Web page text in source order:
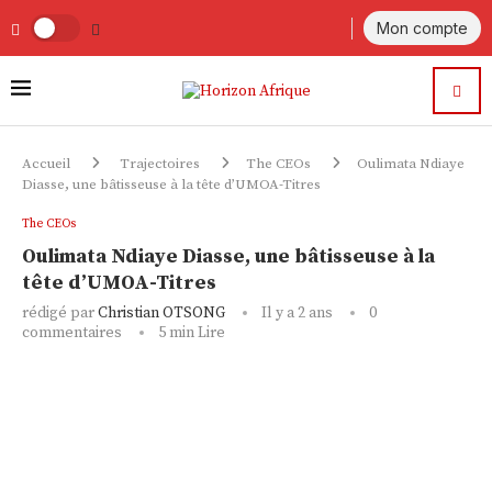
Mon compte
Accueil Trajectoires The CEOs
Oulimata Ndiaye
Diasse, une bâtisseuse à la tête d’UMOA-Titres
The CEOs
Oulimata Ndiaye Diasse, une bâtisseuse à la
tête d’UMOA-Titres
rédigé parChristian OTSONG Il y a 2 ans
0
commentaires
5 min Lire